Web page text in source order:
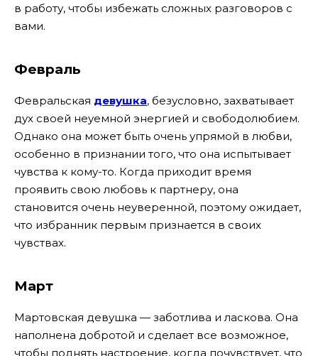
в работу, чтобы избежать сложных разговоров с
вами.
Февраль
Февральская девушка, безусловно, захватывает
дух своей неуемной энергией и свободолюбием.
Однако она может быть очень упрямой в любви,
особенно в признании того, что она испытывает
чувства к кому-то. Когда приходит время
проявить свою любовь к партнеру, она
становится очень неуверенной, поэтому ожидает,
что избранник первым признается в своих
чувствах.
Март
Мартовская девушка — заботлива и ласкова. Она
наполнена добротой и сделает все возможное,
чтобы поднять настроение, когда почувствует, что